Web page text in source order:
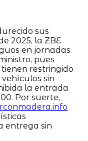
sus
2025, la ZBE
en jornadas
pues
restringido
sin
la entrada
Por suerte,
entrega sin